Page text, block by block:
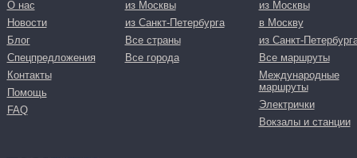
О нас
Новости
Блог
Спецпредложения
Контакты
Помощь
FAQ
из Москвы
из Санкт-Петербурга
Все страны
Все города
из Москвы
в Москву
из Санкт-
Все маршруты
Международные
маршруты
Электрички
Вокзалы и станции